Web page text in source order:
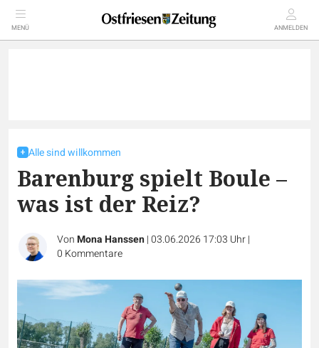
MENÜ ANMELDEN
Alle sind willkommen
Barenburg spielt Boule –
was ist der Reiz?
VonMona Hanssen|03.06.2026 17:03 Uhr|
0 Kommentare